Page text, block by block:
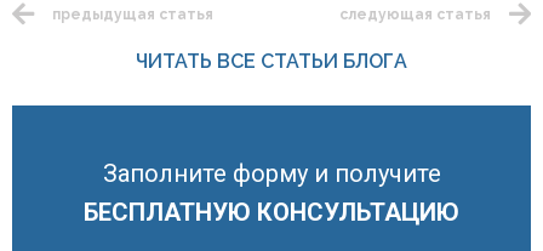
предыдущая статья следующая статья
ЧИТАТЬ ВСЕ СТАТЬИ БЛОГА
Заполните форму и получите
БЕСПЛАТНУЮ КОНСУЛЬТАЦИЮ